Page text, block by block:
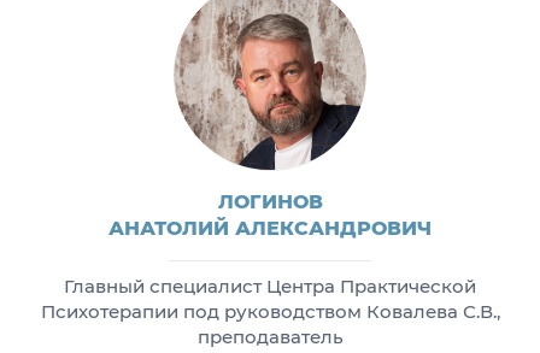
ЛОГИНОВ
АНАТОЛИЙ АЛЕКСАНДРОВИЧ
Главный специалист Центра Практической
Психотерапии под руководством Ковалева С.В.,
преподаватель